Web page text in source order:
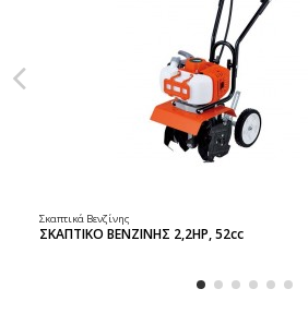
Σκαπτικά Βενζίνης
ΣΚΑΠΤΙΚΟ ΒΕΝΖΙΝΗΣ 2,2HP, 52cc